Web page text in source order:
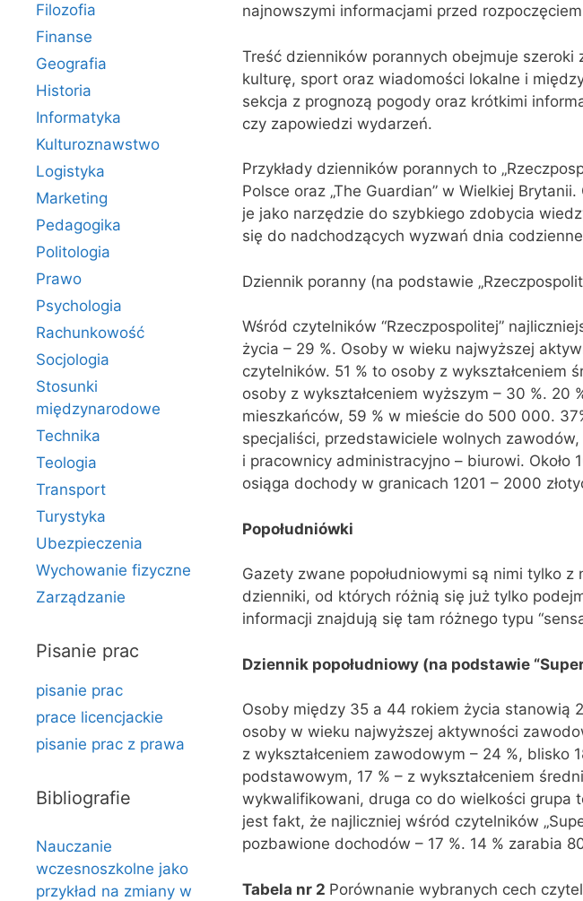
najnowszymi informacjami przed
Treść dzienników porannych obejmuje
kulturę, sport oraz wiadomości lokalne i
sekcja z prognozą pogody oraz krótkimi
czy zapowiedzi wydarzeń.
Przykłady dzienników porannych to
Polsce oraz „The Guardian” w Wielkiej
je jako narzędzie do szybkiego zdobycia
się do nadchodzących wyzwań dnia
Dziennik poranny (na podstawie
Wśród czytelników “Rzeczpospolitej”
życia – 29 %. Osoby w wieku najwyższej
czytelników. 51 % to osoby z wykształceniem
osoby z wykształceniem wyższym – 30 %.
mieszkańców, 59 % w mieście do 500 000.
specjaliści, przedstawiciele wolnych
i pracownicy administracyjno – biurowi. Około
osiąga dochody w granicach 1201 – 2000
Popołudniówki
Gazety zwane popołudniowymi są nimi tylko
dzienniki, od których różnią się już tylko
informacji znajdują się tam różnego typu
Dziennik popołudniowy (na podstawie
Osoby między 35 a 44 rokiem życia stanowią
osoby w wieku najwyższej aktywności
z wykształceniem zawodowym – 24 %, blisko
podstawowym, 17 % – z wykształceniem
wykwalifikowani, druga co do wielkości grupa
jest fakt, że najliczniej wśród czytelników
pozbawione dochodów – 17 %. 14 % zarabia
Tabela nr 2 Porównanie wybranych cech
Filozofia
Finanse
Geografia
Historia
Informatyka
Kulturoznawstwo
Logistyka
Marketing
Pedagogika
Politologia
Prawo
Psychologia
Rachunkowość
Socjologia
Stosunki
międzynarodowe
Technika
Teologia
Transport
Turystyka
Ubezpieczenia
Wychowanie fizyczne
Zarządzanie
Pisanie prac
pisanie prac
prace licencjackie
pisanie prac z prawa
Bibliografie
Nauczanie
wczesnoszkolne jako
przykład na zmiany w